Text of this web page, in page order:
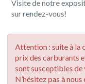
Visite de notre
sur rendez-vous!
Attention : suite à la
prix des carburants
sont susceptibles de
N’hésitez pas à